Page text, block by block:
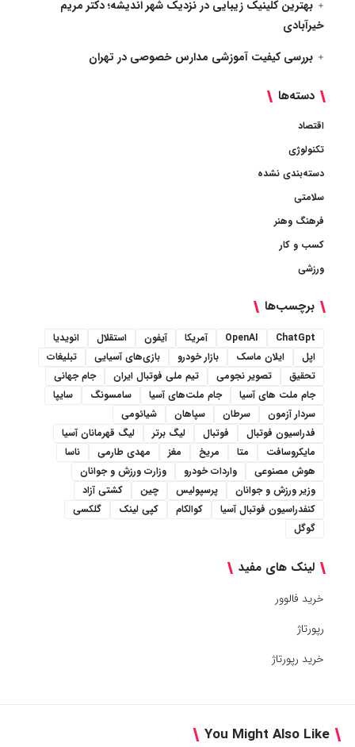
بهترین کلینیک زیبایی در نزدیک شهر اندیشه؛ دکتر مریم
خیرآبادی
بررسی کیفیت آموزشی مدارس خصوصی در تهران
دسته‌ها
اقتصاد
تکنولوژی
دسته‌بندی نشده
سلامتی
فرهنگ وهنر
کسب و کار
ورزشی
برچسب‌ها
ChatGpt
OpenAI آمریکا آیفون استقلال
انویدیا
اپل
ایلان ماسک بازار خودرو بازی‌های آسیایی
تبلیغات
تحقیق
تصویر نجومی تیم ملی فوتبال ایران
جام جهانی
جام ملت های آسیا
جام ملت‌های آسیا سامسونگ
سایپا
سردار آزمون
سرطان سپاهان
شیائومی
فدراسیون فوتبال
فوتبال لیگ برتر
لیگ قهرمانان آسیا
مایکروسافت
متا مریخ مغز مهدی طارمی
ناسا
هوش مصنوعی
واردات خودرو
وزارت ورزش و جوانان
وزیر ورزش و جوانان
پرسپولیس چین
کشتی آزاد
کنفدراسیون فوتبال آسیا
کوالکام کپی لینک
گلکسی
گوگل
لینک های مفید
خرید فالوور
رپورتاژ
خرید رپورتاژ
You Might Also Like